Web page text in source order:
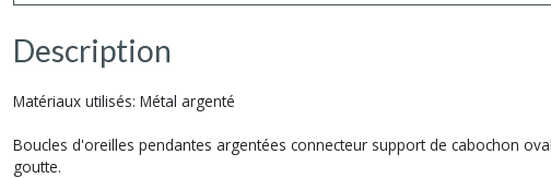
Description
Matériaux utilisés: Métal argenté
Boucles d'oreilles pendantes argentées connecteur support de cabochon
goutte.